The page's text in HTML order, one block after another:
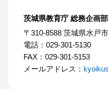
茨城県教育庁 総務企画
〒310-8588 茨城県水戸
電話：029-301-5130
FAX：029-301-5153
メールアドレス：